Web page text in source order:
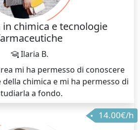
in chimica e tecnologie
Ilaria B.
mi ha permesso di conoscere
chimica e mi ha permesso di
a fondo.
14.00€/h